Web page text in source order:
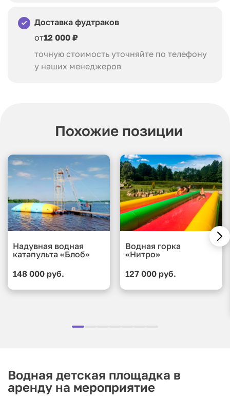
Доставка фудтраков
от12 000 ₽
точную стоимость уточняйте по телефону
у наших менеджеров
Похожие позиции
Надувная водная
катапульта «Блоб»
148 000 руб.
Водная горка
«Нитро»
127 000 руб.
Водная детская площадка в
аренду на мероприятие